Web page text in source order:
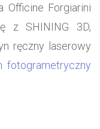
Officine Forgiarini
z SHINING 3D,
ręczny laserowy
fotogrametryczny